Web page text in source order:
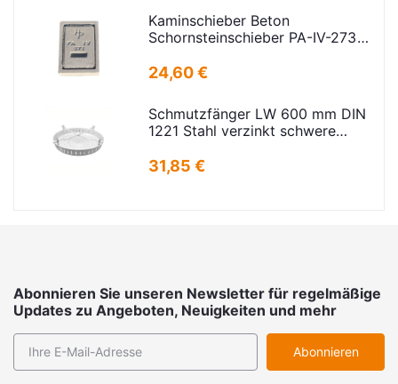
Kaminschieber Beton
Schornsteinschieber PA-IV-273
16,5x24,5cm
24,60 €
Schmutzfänger LW 600 mm DIN
1221 Stahl verzinkt schwere
31,85 €
Abonnieren Sie unseren Newsletter für regelmäßige
Updates zu Angeboten, Neuigkeiten und mehr
Abonnieren